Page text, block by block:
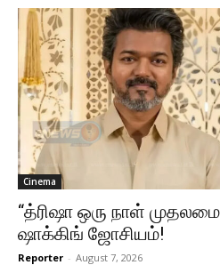
Cinema
“த்ரிஷா ஒரு நாள்
ஷாக்கிங் ஜோசியம்!
Reporter - August 7, 2026